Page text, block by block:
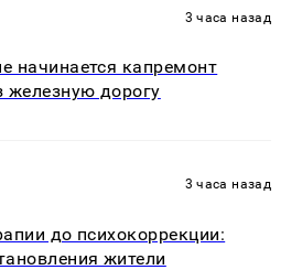
3 часа назад
начинается капремонт
железную дорогу
3 часа назад
до психокоррекции:
жители